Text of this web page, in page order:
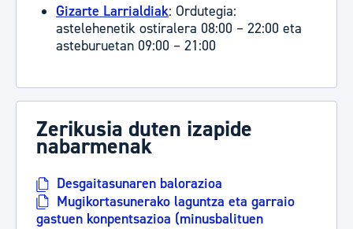
Gizarte Larrialdiak: Ordutegia:
astelehenetik ostiralera 08:00 – 22:00 eta
asteburuetan 09:00 – 21:00
Zerikusia duten izapide
nabarmenak
Desgaitasunaren balorazioa
Mugikortasunerako laguntza eta garraio
gastuen konpentsazioa (minusbalituen